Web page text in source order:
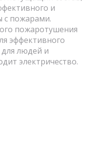
и
с пожарами.
пожаротушения
эффективного
людей и
электричество.